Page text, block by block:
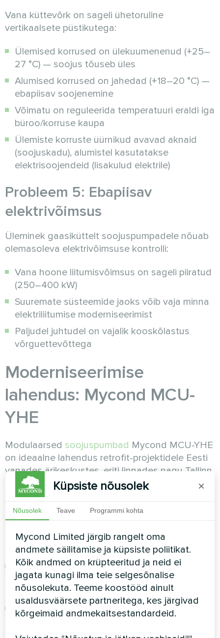
Vana küttevõrk on sageli ühetoruline
vertikaalsete püstikutega:
Ülemised korrused on ülekuumenenud (+25–
27 °C) — soojus tõuseb üles
Alumised korrused on jahedad (+18–20 °C) —
ebapiisav soojenemine
Võimatu on reguleerida temperatuuri eraldi iga
büroo/korruse kaupa
Ülemiste korruste üürnikud avavad aknaid
(soojuskadu), alumistel kasutatakse
elektrisoojendeid (lisakulud elektrile)
Probleem 5: Ebapiisav
elektrivõimsus
Üleminek gaasiküttelt soojuspumpadele nõuab
olemasoleva elektrivõimsuse kontrolli:
Vana hoone liitumisvõimsus on sageli piiratud
(250–400 kW)
Suuremate süsteemide jaoks võib vaja minna
elektriliitumise moderniseerimist
Paljudel juhtudel on vajalik kooskõlastus
võrguettevõttega
Moderniseerimise
lahendus: Mycond MCU-
YHE
Modulaarsed soojuspumbad Mycond MCU-YHE
on ideaalne lahendus retrofit-projektidele Eesti
vanades ärikeskustes, eriti linnades nagu Tallinn,
Tartu, Narva ja Pärnu, kus domineerivad
nõukogudeaegsed hooned.
MCU-YHE modulaarsüsteemi
eelised
Modulkonstruktsioon:1 kuni 16 plokki ühes
süsteemis (66 kW kuni 3680 kW) —
skaleeritav igas suuruses ärikeskusele
Kõrge energiatõhusus:COP 3,42–3,65 — iga 1
kW tarbitud elektri kohta toodetakse 3,42–
3,65 kW soojust
Küpsiste nõusolek ×
Nõusolek Teave Programmi kohta
Mycond Limited järgib rangelt oma
andmete säilitamise ja küpsiste poliitikat.
Kõik andmed on krüpteeritud ja neid ei
jagata kunagi ilma teie selgesõnalise
nõusolekuta. Teeme koostööd ainult
usaldusväärsete partneritega, kes järgivad
kõrgeimaid andmekaitsestandardeid.